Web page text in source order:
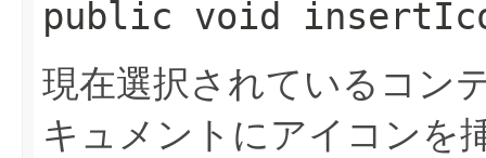
public void
現在選択されているコン
キュメントにアイコンを